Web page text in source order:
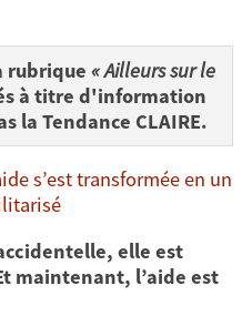
rubrique « Ailleurs sur le
à titre d'information
la Tendance CLAIRE.
s’est transformée en un
elle est
maintenant, l’aide est